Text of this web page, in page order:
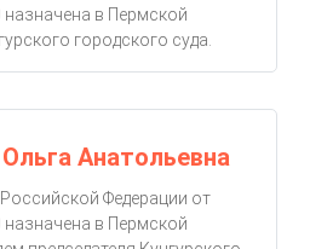
в Пермской
городского суда.
Анатольевна
Федерации от
в Пермской